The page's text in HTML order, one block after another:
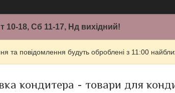
10-18, Сб 11-17, Нд вихідний!
та повідомлення будуть оброблені з 11:00
кондитера - товари для